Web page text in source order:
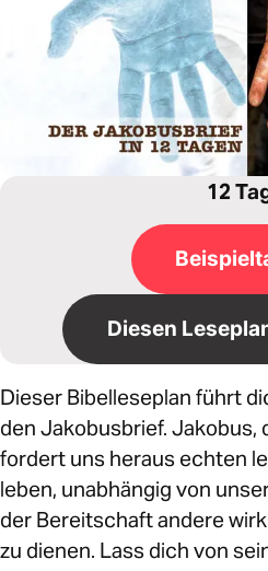
12
Diesen
Dieser Bibelleseplan führt
den Jakobusbrief. Jakobus,
fordert uns heraus echten
leben, unabhängig von
der Bereitschaft andere
zu dienen. Lass dich von